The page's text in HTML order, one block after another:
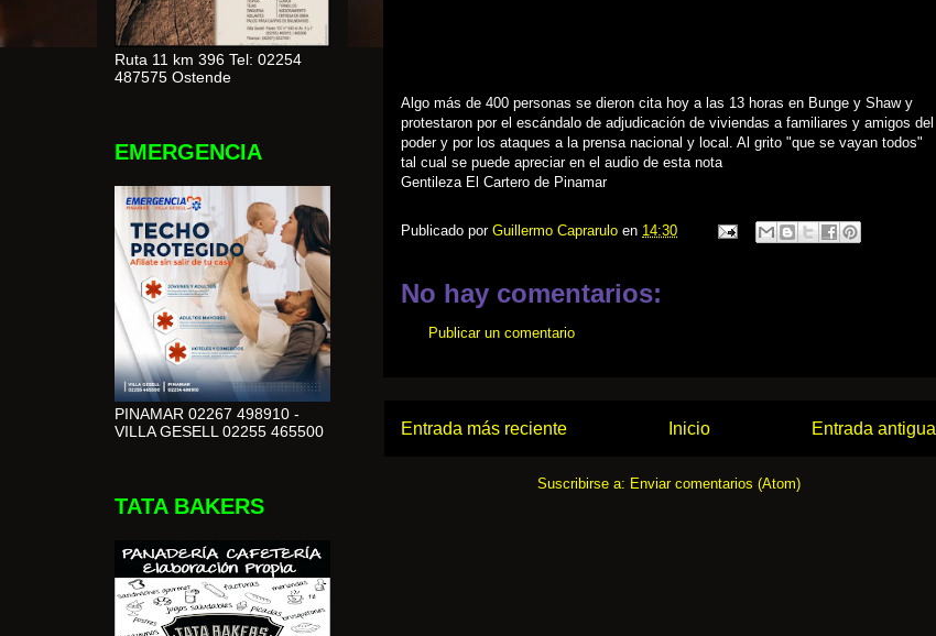
Algo más de 400 personas se dieron cita hoy a las 13 horas en Bunge y Shaw y
protestaron por el escándalo de adjudicación de viviendas a familiares y amigos del
poder y por los ataques a la prensa nacional y local. Al grito "que se vayan todos"
tal cual se puede apreciar en el audio de esta nota
Gentileza El Cartero de Pinamar
Publicado por Guillermo Caprarulo en 14:30
No hay comentarios:
Publicar un comentario
Entrada más reciente Entrada antigua
Inicio
Suscribirse a: Enviar comentarios (Atom)
Ruta 11 km 396 Tel: 02254
487575 Ostende
EMERGENCIA
PINAMAR 02267 498910 -
VILLA GESELL 02255 465500
TATA BAKERS